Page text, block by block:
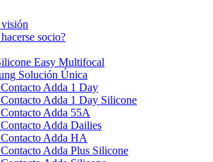
socio?
Easy Multifocal
Solución Única
Adda 1 Day
Adda 1 Day Silicone
Adda 55A
Adda Dailies
Adda HA
Adda Plus Silicone